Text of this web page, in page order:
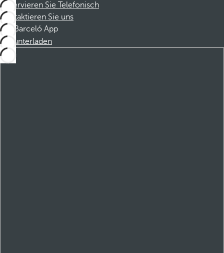
Reservieren Sie Telefonisch
Kontaktieren Sie uns
Barceló App
Herunterladen